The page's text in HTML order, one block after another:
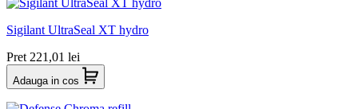
Sigilant UltraSeal XT hydro
Pret 221,01 lei
Adauga in cos